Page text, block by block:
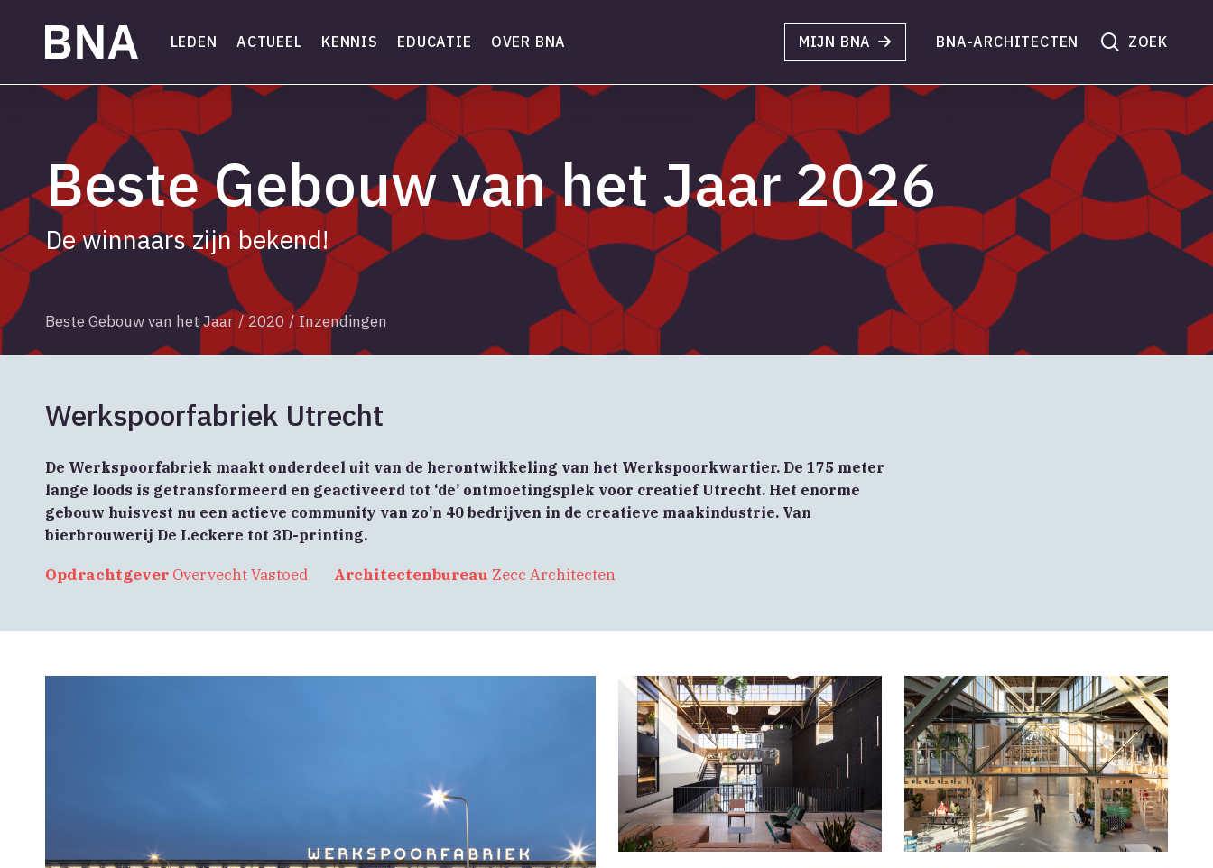
LEDEN ACTUEEL KENNIS EDUCATIE OVER BNA MIJN BNA BNA-ARCHITECTEN search
Beste Gebouw van het Jaar 2026
De winnaars zijn bekend!
Beste Gebouw van het Jaar /2020 /Inzendingen
Werkspoorfabriek Utrecht
De Werkspoorfabriek maakt onderdeel uit van de herontwikkeling van het Werkspoorkwartier. De 175 meter
lange loods is getransformeerd en geactiveerd tot ‘de’ ontmoetingsplek voor creatief Utrecht. Het enorme
gebouw huisvest nu een actieve community van zo’n 40 bedrijven in de creatieve maakindustrie. Van
bierbrouwerij De Leckere tot 3D-printing.
Opdrachtgever Overvecht Vastoed Architectenbureau Zecc Architecten